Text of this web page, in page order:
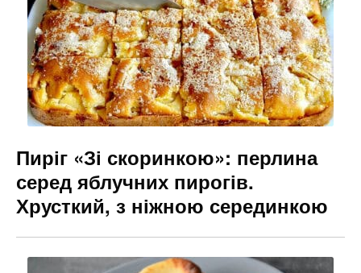
Пиріг «Зі скоринкою»: перлина
серед яблучних пирогів.
Хрусткий, з ніжною серединкою